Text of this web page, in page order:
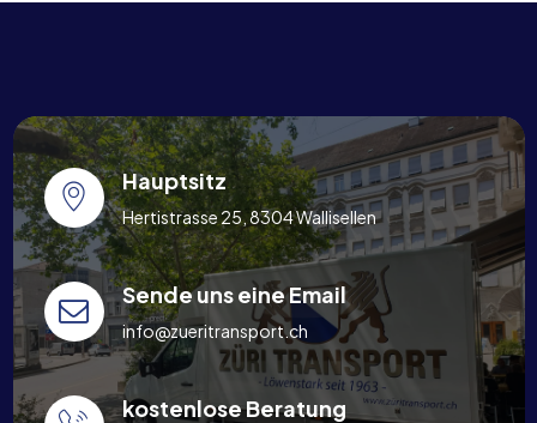
Hauptsitz
Hertistrasse 25, 8304 Wallisellen
Sende uns eine Email
info@zueritransport.ch
kostenlose Beratung